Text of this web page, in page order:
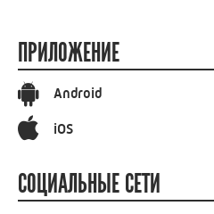
ПРИЛОЖЕНИЕ
Android
iOS
СОЦИАЛЬНЫЕ СЕТИ